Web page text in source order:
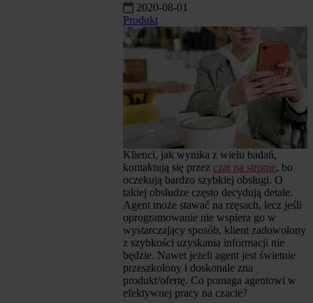
2020-08-01
Produkt
Klienci, jak wynika z wielu badań,
kontaktują się przez czat na stronie, bo
oczekują bardzo szybkiej obsługi. O
takiej obsłudze często decydują detale.
Agent może stawać na rzęsach, lecz jeśli
oprogramowanie nie wspiera go w
wystarczający sposób, klient zadowolony
z szybkości uzyskania informacji nie
będzie. Nawet jeżeli agent jest świetnie
przeszkolony i doskonale zna
produkt/ofertę. Co pomaga agentowi w
efektywnej pracy na czacie?